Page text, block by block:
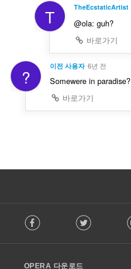
T TheEcstaticArtist
@ola: guh?
바로가기
? 이전 사용자 6년 전
Somewere in paradise?
바로가기
o Facebook Twitter
OPERA 다운로드